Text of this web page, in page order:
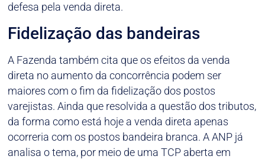
defesa pela venda direta.
Fidelização das bandeiras
A Fazenda também cita que os efeitos da venda
direta no aumento da concorrência podem ser
maiores com o fim da fidelização dos postos
varejistas. Ainda que resolvida a questão dos tributos,
da forma como está hoje a venda direta apenas
ocorreria com os postos bandeira branca. A ANP já
analisa o tema, por meio de uma TCP aberta em